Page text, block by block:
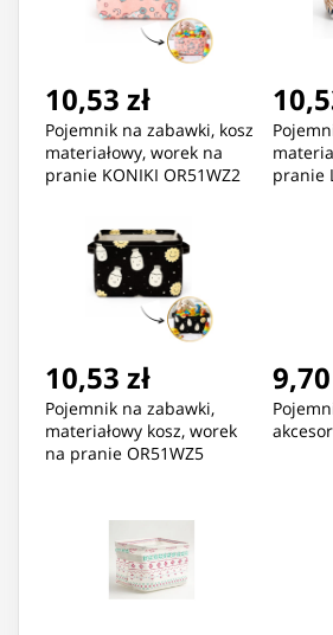
10,53 zł
Pojemnik na zabawki, kosz
materiałowy, worek na
pranie KONIKI OR51WZ2
pranie
10,53 zł
Pojemnik na zabawki,
materiałowy kosz, worek
na pranie OR51WZ5
9,70